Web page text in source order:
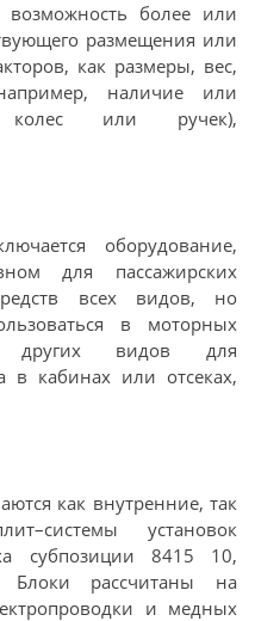
возможность более или
размещения или
как размеры, вес,
наличие или
колес или ручек),
оборудование,
для пассажирских
всех видов, но
в моторных
других видов для
в кабинах или отсеках,
как внутренние, так
установок
субпозиции 8415 10,
Блоки рассчитаны на
и медных